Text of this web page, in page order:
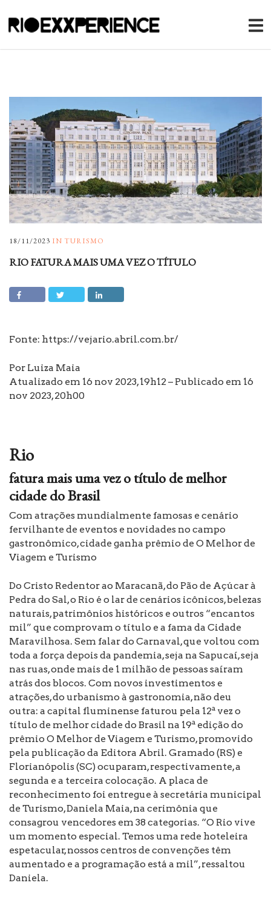
18/11/2023 IN TURISMO
RIO FATURA MAIS UMA VEZ O TÍTULO
Fonte: https://vejario.abril.com.br/
Por Luiza Maia
Atualizado em 16 nov 2023, 19h12 – Publicado em 16
nov 2023, 20h00
Rio
fatura mais uma vez o título de melhor
cidade do Brasil
Com atrações mundialmente famosas e cenário
fervilhante de eventos e novidades no campo
gastronômico, cidade ganha prêmio de O Melhor de
Viagem e Turismo
Do Cristo Redentor ao Maracanã, do Pão de Açúcar à
Pedra do Sal, o Rio é o lar de cenários icônicos, belezas
naturais, patrimônios históricos e outros “encantos
mil” que comprovam o título e a fama da Cidade
Maravilhosa. Sem falar do Carnaval, que voltou com
toda a força depois da pandemia, seja na Sapucaí, seja
nas ruas, onde mais de 1 milhão de pessoas saíram
atrás dos blocos. Com novos investimentos e
atrações, do urbanismo à gastronomia, não deu
outra: a capital fluminense faturou pela 12ª vez o
título de melhor cidade do Brasil na 19ª edição do
prêmio O Melhor de Viagem e Turismo, promovido
pela publicação da Editora Abril. Gramado (RS) e
Florianópolis (SC) ocuparam, respectivamente, a
segunda e a terceira colocação. A placa de
reconhecimento foi entregue à secretária municipal
de Turismo, Daniela Maia, na cerimônia que
consagrou vencedores em 38 categorias. “O Rio vive
um momento especial. Temos uma rede hoteleira
espetacular, nossos centros de convenções têm
aumentado e a programação está a mil”, ressaltou
Daniela.